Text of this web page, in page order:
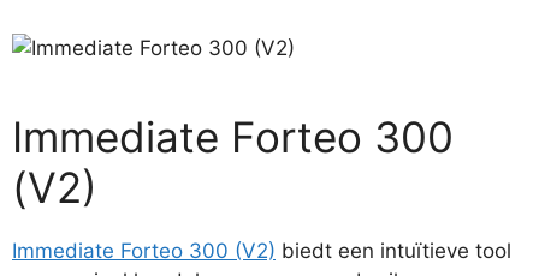
Immediate Forteo 300
(V2)
Immediate Forteo 300 (V2) biedt een intuïtieve tool